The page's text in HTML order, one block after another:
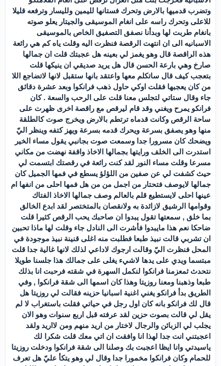
وتضرب قدميها بالارض وتحرك فستانها لليمين ولليسار وترفعه قليلا
للاعلى وتحرك راسه على انغام الموسيقى والجيتار يعلو صوته
بانغام طربت لها وبدأنا نصفق التصفيق الخاص بالموسيقى
الاسبانيه الى ان انتهت الرقصة فنظرت اليه وقلت ياه كم هي رائعة
هذه الراقصة قال وهو يغمز لي بعينه هل عجبتك قلت ان جمالها
صارخ وهي بارعة الحسن قال هل يريد صديقي ان ينيكها قلت
بتعجب كيف قال ساتكلم معها واعتقد بانها ستقبل لانها لاتضاجع اللا
من كان يعجبها فقلت اوكي حاول ذهب فرانكوا وبعد عشرة دقائق
جاء وقال ستاتي لتجلس معنا قلت على الرحب والسعة . كان
فرانكو يمرح ويغني وقد قام ليرقص مع راقصة اخرى ظهرت على
ساحة الرقص وكانت قدماه ترتطم بالارض ويخرج صوت كالطلقة
منها وهو يصفق بسرعة ويحرك قدمه بسرعة ويهز كتفه وينظر اليّ
ويضحك كان مسرورا جدا وسمعت صوت بجانبي يقول مساء الخير
استدرت الى الخلف ورايتها بجمالها الاخاذ واقفة نهضت من مكاني
مسرعا وقلت مساء النور لقد كنت رائعة في رقصتك ابتسمت لي
حيث كشفت لي عن صفين من اللؤلؤ يسطع في فمها الجميل كان
جمالها لايوصف فتحتار من اجمل من من هل فمها احلى من انفها ام
عينها احلى لايستطيع قلم بالعالم وصف جمالها الاخاذ الفتاك
وقوامها الرشيق لازائدة به ولانقصان بالمتختصر لقد ابدع الخالق
بما خلق , سمعتها تقول يبدوا ان صاحبك يحب الرقص كثيرا قلت
ضاحكا نعم هذا مايبدوا فأشرت الى النادل جاء وقلت لها ماذا تحبين
ان تشربي قالت نبيذ طبعا فطلبت منه اغلى قنينة نبيذ موجودة في
المحل فنظرت اليّ وقالت ارجوك لاداعي لذلك لانها غالية جدا قلت
مبتسما ويدي على يدها لاشيء يغلى على جمالك هذا جلسنا طويلا
نتحدث ثمعزمنا فرانكوا لنكمل السهرة في شقته فرحبت انا بذلك
طبعا وذهبنا ومعنا روزيتا وهذا كان اسمها الى شقة فرانكوا , وفي
الطريق بدأ فرانكو يغني اغنية اسبانيا حزينه فقالت لي روزيتا هل
قال لك فرانكو بانه كان اول رجل في حياتي فقلت باستغراب لا لم
يقل لي قالت بصوت حزين لقد عرفته قبل اربع سنوات وهو الان
يجلب لي الزبائن والرجال لاختار من اريد منهم ومن لااريد ولقد
اعجبتني انت جدا لهذا انا وافقت ان اتي معك قلت شكرا لك
ياسيدتي وانا ايظا اعجبت بك وصلنا الى شقة فرانكوا ودخلت روزيتا
للحمام وكان فرانكوا مخمورا جدا وقال لي وهو يتكأ عليّ هل تعرف